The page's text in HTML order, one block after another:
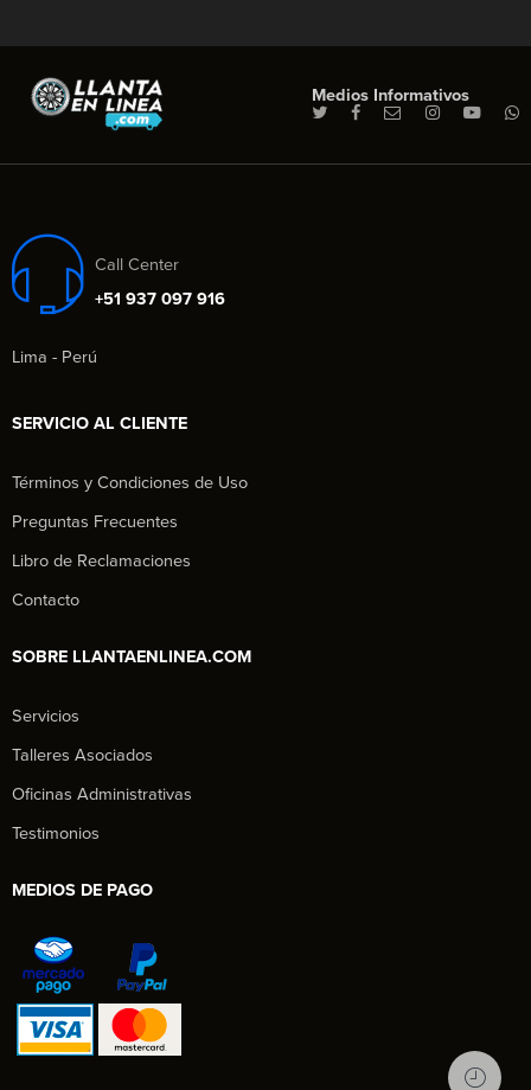
Medios Informativos
Call Center
+51 937 097 916
Lima - Perú
SERVICIO AL CLIENTE
Términos y Condiciones de Uso
Preguntas Frecuentes
Libro de Reclamaciones
Contacto
SOBRE LLANTAENLINEA.COM
Servicios
Talleres Asociados
Oficinas Administrativas
Testimonios
MEDIOS DE PAGO